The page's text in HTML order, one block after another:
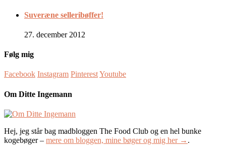
Suveræne selleribøffer!
27. december 2012
Følg mig
Facebook Instagram PinterestYoutube
Om Ditte Ingemann
Hej, jeg står bag madbloggen The Food Club og en hel bunke
kogebøger – mere om bloggen, mine bøger og mig her → .